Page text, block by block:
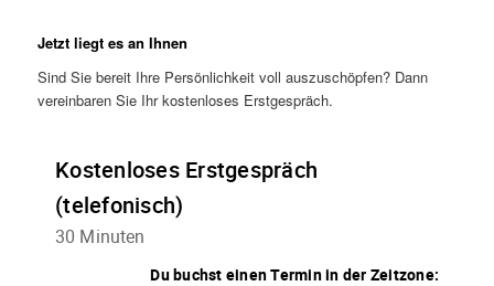
Jetzt liegt es an Ihnen
Sind Sie bereit Ihre Persönlichkeit voll auszuschöpfen? Dann
vereinbaren Sie Ihr kostenloses Erstgespräch.